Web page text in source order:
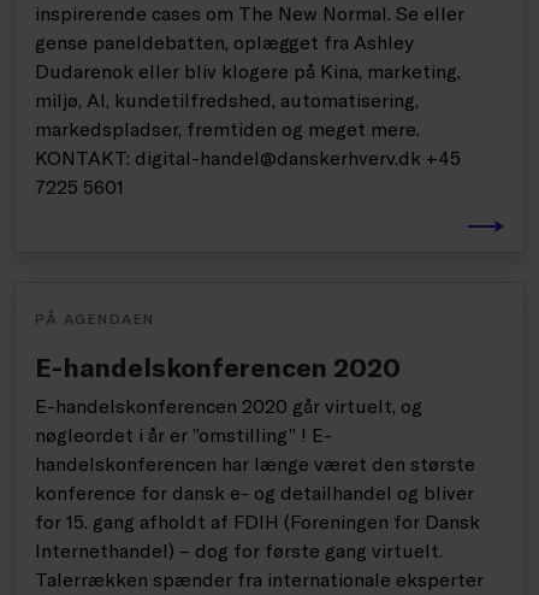
inspirerende cases om The New Normal. Se eller
gense paneldebatten, oplægget fra Ashley
Dudarenok eller bliv klogere på Kina, marketing,
miljø, AI, kundetilfredshed, automatisering,
markedspladser, fremtiden og meget mere.
KONTAKT: digital-handel@danskerhverv.dk +45
7225 5601
PÅ AGENDAEN
E-handelskonferencen 2020
E-handelskonferencen 2020 går virtuelt, og
nøgleordet i år er ”omstilling” ! E-
handelskonferencen har længe været den største
konference for dansk e- og detailhandel og bliver
for 15. gang afholdt af FDIH (Foreningen for Dansk
Internethandel) – dog for første gang virtuelt.
Talerrækken spænder fra internationale eksperter